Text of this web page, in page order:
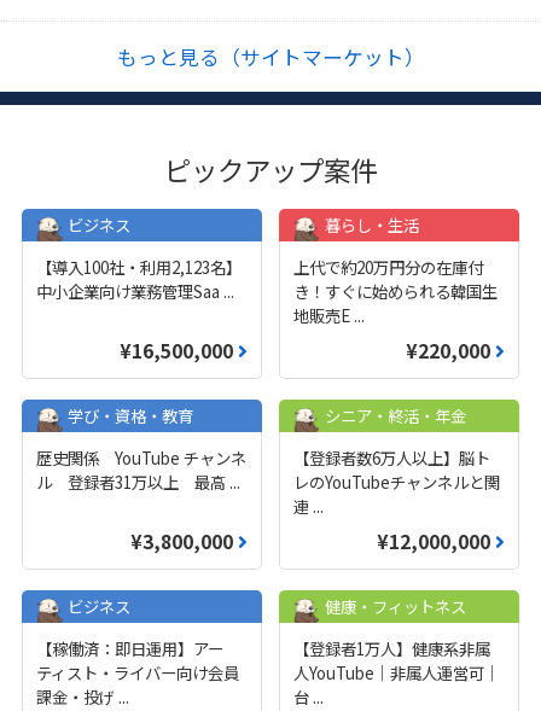
もっと見る（サイトマーケット）
ピックアップ案件
ビジネス
【導入100社・利用2,123名】
中小企業向け業務管理Saa ...
¥16,500,000
暮らし・生活
上代で約20万円分の在庫付
き！すぐに始められる韓国生
地販売E ...
¥220,000
学び・資格・教育
歴史関係 YouTube チャンネ
ル 登録者31万以上 最高 ...
¥3,800,000
シニア・終活・年金
【登録者数6万人以上】脳ト
レのYouTubeチャンネルと関
連 ...
¥12,000,000
ビジネス
【稼働済：即日運用】アー
ティスト・ライバー向け会員
課金・投げ ...
健康・フィットネス
【登録者1万人】健康系非属
人YouTube｜非属人運営可｜
台 ...